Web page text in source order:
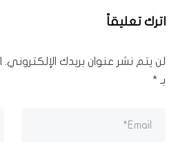
اترك تعليقاً
لن يتم نشر عنوان بريدك الإلكتروني.
بـ *